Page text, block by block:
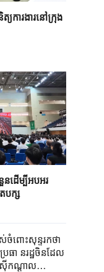
ការងារនៅក្រុង
នដើម្បីអបអរ
បក្ស
ស់ចំពោះសុន្ទរកថា
នដែល
ស៊ីកណ្តាល